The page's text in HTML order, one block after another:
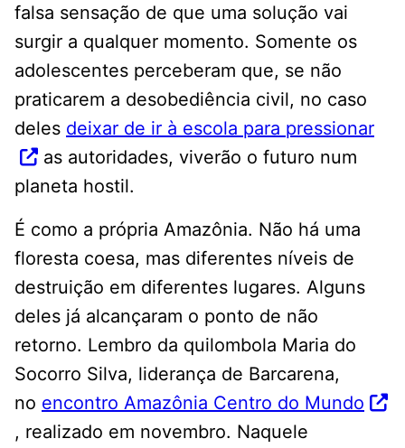
falsa sensação de que uma solução vai
surgir a qualquer momento. Somente os
adolescentes perceberam que, se não
praticarem a desobediência civil, no caso
deles deixar de ir à escola para pressionar
as autoridades, viverão o futuro num
planeta hostil.
É como a própria Amazônia. Não há uma
floresta coesa, mas diferentes níveis de
destruição em diferentes lugares. Alguns
deles já alcançaram o ponto de não
retorno. Lembro da quilombola Maria do
Socorro Silva, liderança de Barcarena,
no encontro Amazônia Centro do Mundo
, realizado em novembro. Naquele